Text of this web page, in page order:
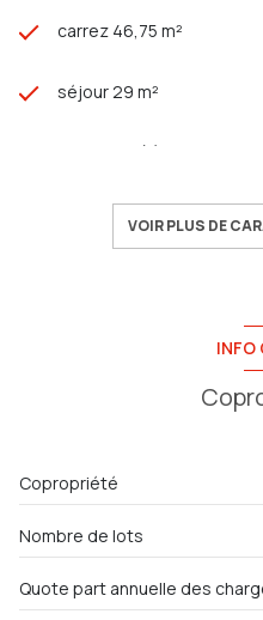
carrez 46,75 m²
séjour 29 m²
1 chambre(s)
Chauffage individuel :
3 étage(s)
VOIR PLUS DE
INFO
Copropriété
Nombre de lots
Quote part annuelle des